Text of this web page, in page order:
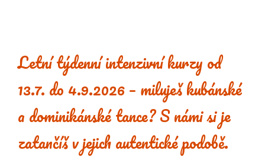
Letní týdenní intenzivní kurzy od
13.7. do 4.9.2026 – miluješ kubánské
a dominikánské tance? S námi si je
zatančíš v jejich autentické podobě.